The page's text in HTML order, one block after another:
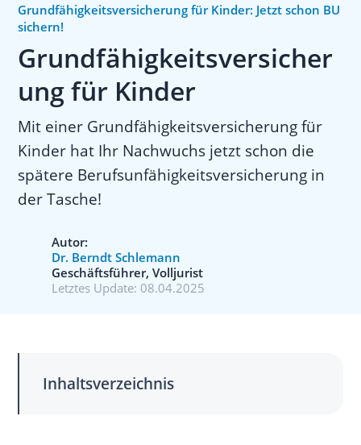
Grundfähigkeitsversicherung für Kinder: Jetzt schon BU
sichern!
Grundfähigkeitsversicher
ung für Kinder
Mit einer Grundfähigkeitsversicherung für
Kinder hat Ihr Nachwuchs jetzt schon die
spätere Berufsunfähigkeitsversicherung in
der Tasche!
Autor:
Dr. Berndt Schlemann
Geschäftsführer, Volljurist
Letztes Update: 08.04.2025
Inhaltsverzeichnis